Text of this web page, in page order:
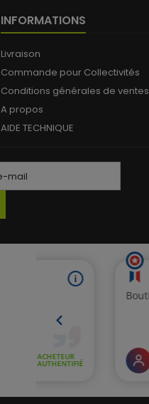
INFORMATIONS
Livraison
Commande pour Collectivités
Conditions générales de ventes
A propos
AIDE TECHNIQUE